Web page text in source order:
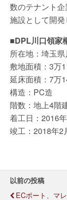
数のテナント
施設として開発
■DPL川口領家
所在地：埼玉
敷地面積：3万
延床面積：7万
構造：PC造
階数：地上4階
着工日：2016
竣工：2018年2
以前の投稿
ECポート、マ